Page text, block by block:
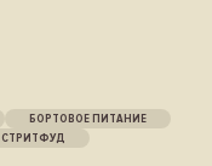
БОРТОВОЕ ПИТАНИЕ
СТРИТФУД